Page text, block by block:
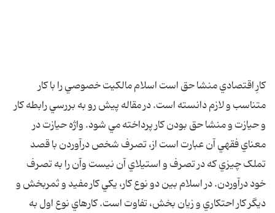
کارِ اقتصادي منشا حق است اسلام مالکيت خصوصي را با کار
متناسب و لازم دانسته است. در مقاله پيش رو به بررسي رابطه کار
و حيازت و منشا حق بودن کار پرداخته مي شود. واژه حيازت در
معناي فقهي آن عبارت است از، تصرف شخص درآوردن با قصد
تملک چيزي که در تصرف و استيلاي آن نيست وآن را به تصرف
خود درآوردن. در اسلام بين دو نوع کار، يکي کار مفيد و ثمربخش و
ديگر کار احتکاري و زيان بخش، تفاوت است. کارهاي نوع اول به